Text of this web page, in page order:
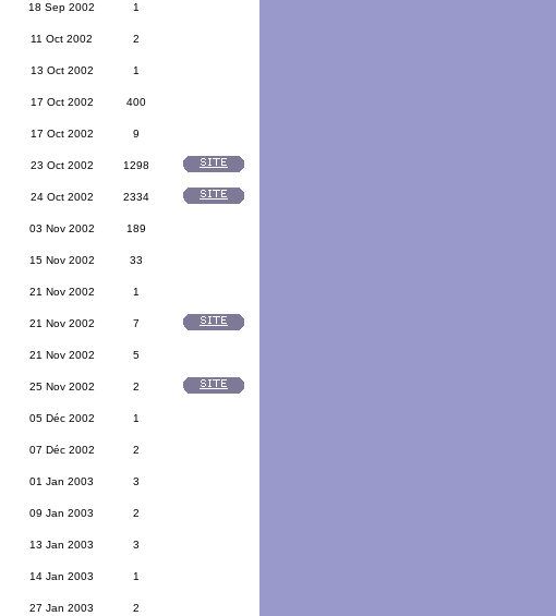
18 Sep 2002 1
11 Oct 2002 2
13 Oct 2002 1
17 Oct 2002 400
17 Oct 2002 9
23 Oct 2002 1298
24 Oct 2002 2334
03 Nov 2002 189
15 Nov 2002 33
21 Nov 2002 1
21 Nov 2002 7
21 Nov 2002 5
25 Nov 2002 2
05 Déc 2002 1
07 Déc 2002 2
01 Jan 2003 3
09 Jan 2003 2
13 Jan 2003 3
14 Jan 2003 1
27 Jan 2003 2